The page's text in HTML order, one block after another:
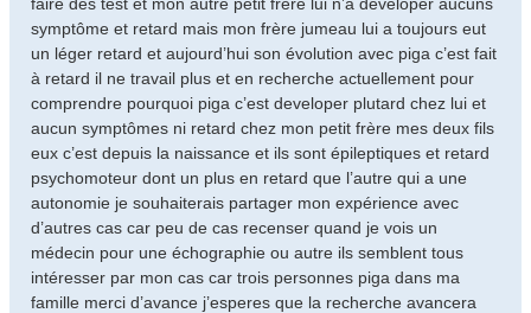
symptôme et retard mais mon frère jumeau lui a toujours eut
un léger retard et aujourd’hui son évolution avec piga c’est fait
à retard il ne travail plus et en recherche actuellement pour
comprendre pourquoi piga c’est developer plutard chez lui et
aucun symptômes ni retard chez mon petit frère mes deux fils
eux c’est depuis la naissance et ils sont épileptiques et retard
psychomoteur dont un plus en retard que l’autre qui a une
autonomie je souhaiterais partager mon expérience avec
d’autres cas car peu de cas recenser quand je vois un
médecin pour une échographie ou autre ils semblent tous
intéresser par mon cas car trois personnes piga dans ma
famille merci d’avance j’esperes que la recherche avancera